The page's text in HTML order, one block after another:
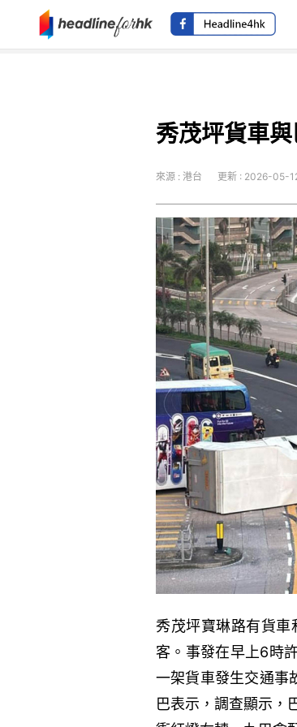
秀茂坪貨車
來源 : 港台 更新 : 2026-05-
秀茂坪寶琳路有貨車
客。事發在早上6時
一架貨車發生交通事
巴表示，調查顯示，